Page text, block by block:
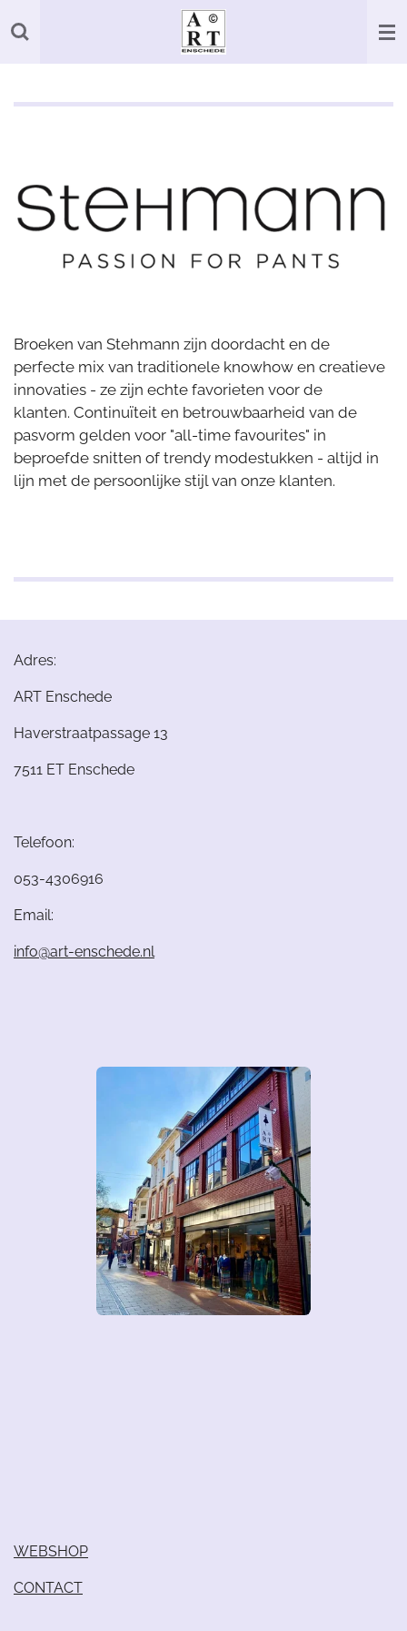
Ga
direct
hoofdinhoud
Broeken van Stehmann zijn doordacht en de
perfecte mix van traditionele knowhow en creatieve
innovaties - ze zijn echte favorieten voor de
klanten. Continuïteit en betrouwbaarheid van de
pasvorm gelden voor "all-time favourites" in
beproefde snitten of trendy modestukken - altijd in
lijn met de persoonlijke stijl van onze klanten.
Adres:
ART Enschede
Haverstraatpassage 13
7511 ET Enschede
Telefoon:
053-4306916
Email:
info@art-enschede.nl
WEBSHOP
CONTACT